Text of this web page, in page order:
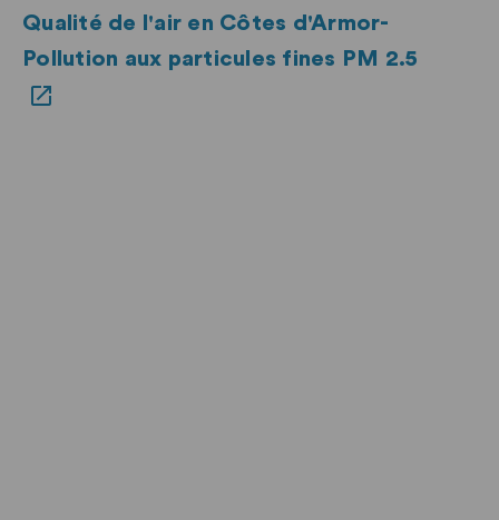
Qualité de l'air en Côtes d'Armor-
Pollution aux particules fines PM 2.5